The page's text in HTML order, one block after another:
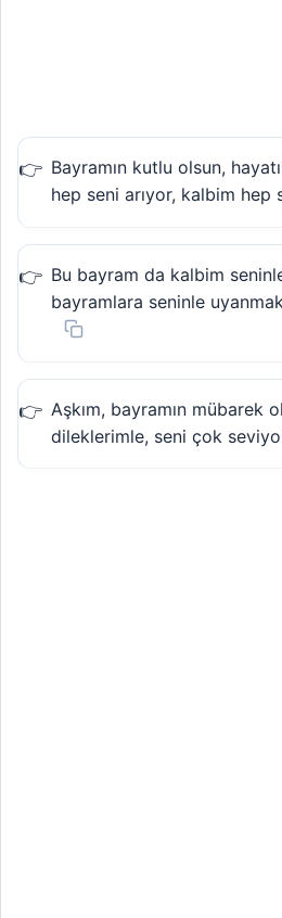
Bayramın kutlu olsun,
hep seni arıyor, kalbim hep
Bu bayram da kalbim
bayramlara seninle
Aşkım, bayramın mübarek
dileklerimle, seni çok